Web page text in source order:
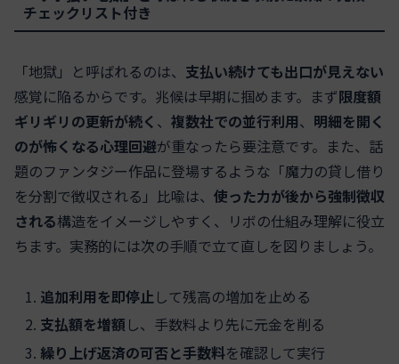
チェックリスト付き
「地獄」と呼ばれるのは、 支払い続けても出口が見えない
感覚に陥るからです。兆候は早期に掴めます。まず限度額
ギリギリの更新が続く 、 複数社での並行利用、 明細を開く
のが怖くなる心理回避が重なったら要注意です。また、話
題のファンタジー作品に登場するような「魔力の貸し借り
を分割で徴収される」比喩は、 使った力が後から強制徴収
される構造をイメージしやすく、リボの仕組み理解に役立
ちます。実務的には次の手順で立て直しを図りましょう。
追加利用を即停止して残高の増加を止める
支払額を増額 し、手数料より先に元金を削る
繰り上げ返済の可否と手数料を確認して実行